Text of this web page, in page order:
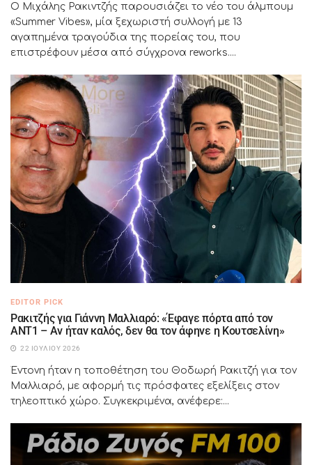
Ο Μιχάλης Ρακιντζής παρουσιάζει το νέο του άλμπουμ
«Summer Vibes», μία ξεχωριστή συλλογή με 13
αγαπημένα τραγούδια της πορείας του, που
επιστρέφουν μέσα από σύγχρονα reworks....
EDITOR PICK
Ρακιτζής για Γιάννη Μαλλιαρό: «Έφαγε πόρτα από τον
ΑΝΤ1 – Αν ήταν καλός, δεν θα τον άφηνε η Κουτσελίνη»
22 ΙΟΥΛΊΟΥ 2026
Έντονη ήταν η τοποθέτηση του Θοδωρή Ρακιτζή για τον
Μαλλιαρό, με αφορμή τις πρόσφατες εξελίξεις στον
τηλεοπτικό χώρο. Συγκεκριμένα, ανέφερε:...